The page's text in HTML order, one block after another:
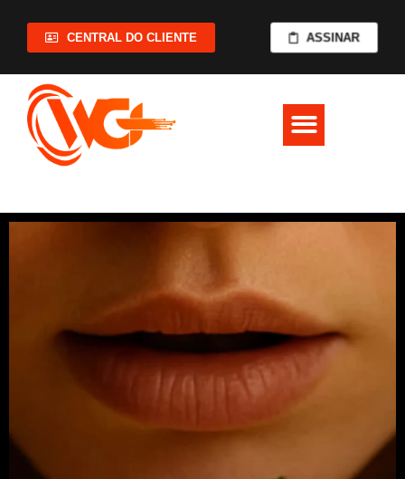
CENTRAL DO CLIENTE ASSINAR